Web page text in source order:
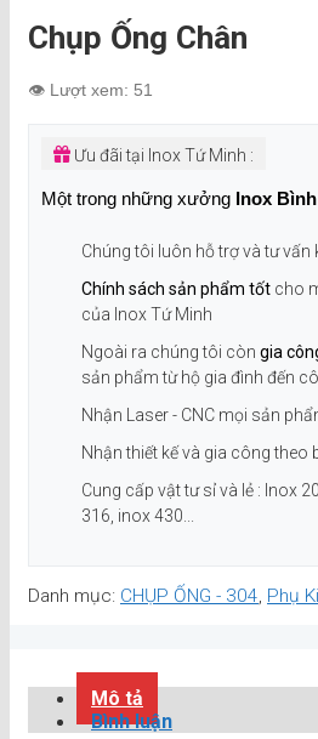
Chụp Ống Chân
👁️ Lượt xem: 51
Ưu đãi tại Inox Tứ Minh :
Một trong những xưởng Inox
Chúng tôi luôn hỗ trợ và tư vấn
Chính sách sản phẩm tốt cho
của Inox Tứ Minh
Ngoài ra chúng tôi còn gia
sản phẩm từ hộ gia đình đến
Nhận Laser - CNC mọi sản
Nhận thiết kế và gia công theo
Cung cấp vật tư sỉ và lẻ : Inox
316, inox 430...
Danh mục: CHỤP ỐNG - 304, Phụ
Mô tả
Bình luận